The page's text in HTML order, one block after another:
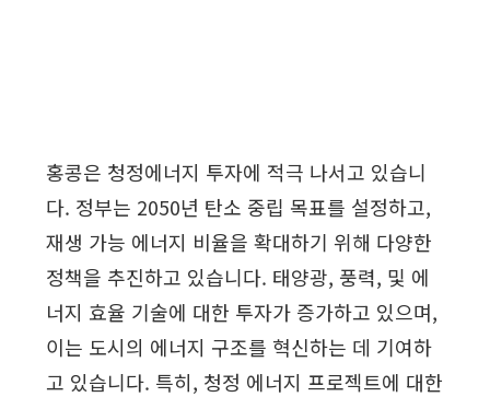
홍콩은 청정에너지 투자에 적극 나서고 있습니
다. 정부는 2050년 탄소 중립 목표를 설정하고,
재생 가능 에너지 비율을 확대하기 위해 다양한
정책을 추진하고 있습니다. 태양광, 풍력, 및 에
너지 효율 기술에 대한 투자가 증가하고 있으며,
이는 도시의 에너지 구조를 혁신하는 데 기여하
고 있습니다. 특히, 청정 에너지 프로젝트에 대한